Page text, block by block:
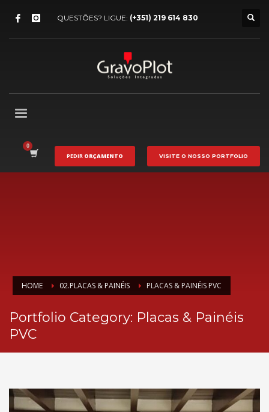
QUESTÕES? LIGUE: (+351) 219 614 830
PEDIR ORÇAMENTO VISITE O NOSSO PORTFOLIO
HOME 02.PLACAS & PAINÉIS PLACAS & PAINÉIS PVC
Portfolio Category: Placas & Painéis
PVC